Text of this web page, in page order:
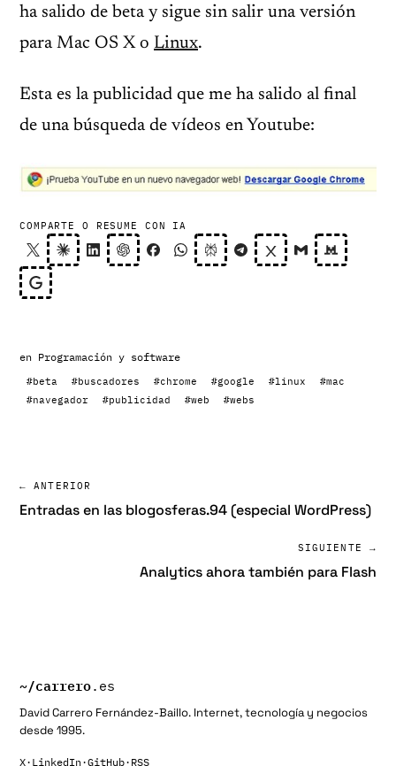
ha salido de beta y sigue sin salir una versión
para Mac OS X o Linux.
Esta es la publicidad que me ha salido al final
de una búsqueda de vídeos en Youtube:
COMPARTE O RESUME CON IA
en Programación y software
#beta #buscadores #chrome #google #linux
#mac
#navegador
#publicidad #web #webs
← ANTERIOR
Entradas en las blogosferas.94 (especial WordPress)
SIGUIENTE →
Analytics ahora también para Flash
~/carrero.es
David Carrero Fernández-Baillo. Internet, tecnología y negocios
desde 1995.
X· LinkedIn·GitHub· RSS